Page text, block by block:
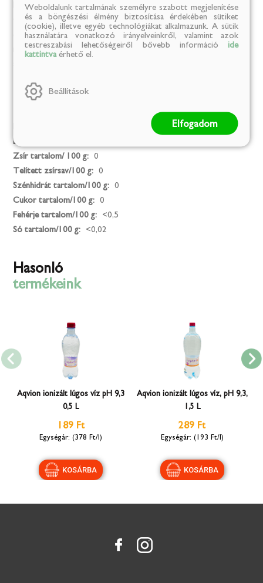
Kiszerelés: 0.75
Összetevők: természetes ásványvíz, szén-dioxid, marha kollagén
(4000 mg/L), Q10 koenzim (2,5 mg/L), citromsav, édesítőszerek:
nátrium-ciklamét, acaszulfám-k, nátrium-szacharinát, természetes
Kalória
Energia (kcal)/ 100 g:
Zsír tartalom/ 100 g:
0
Telített zsírsav/100 g:
0
Szénhidrát tartalom/100 g:
0
Cukor tartalom/100 g:
0
Fehérje tartalom/100 g:
<0,5
Só tartalom/100 g:
<0,02
Hasonló
termékeink
Aqvion ionizált lúgos víz pH 9,3
0,5 L
189 Ft
(378 Ft/l)
Aqvion ionizált lúgos víz, pH 9,3,
1,5 L
289 Ft
(193 Ft/l)
Weboldalunk tartalmának személyre szabott megjelenítése
és a böngészési élmény biztosítása érdekében sütiket
(cookie), illetve egyéb technológiákat alkalmazunk. A sütik
használatára vonatkozó irányelveinkről, valamint azok
testreszabási lehetőségeiről bővebb információ ide
kattintvaérhető el.
Beállítások
Elfogadom